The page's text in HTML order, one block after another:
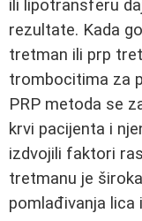
ili lipotransferu
rezultate. Kada
tretman ili prp
trombocitima za
PRP metoda se
krvi pacijenta i
izdvojili faktori
tretmanu je
pomlađivanja lica